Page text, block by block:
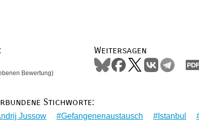
Bewertung)
Weitersagen
Stichworte:
Jussow Gefangenenaustausch Istanbul